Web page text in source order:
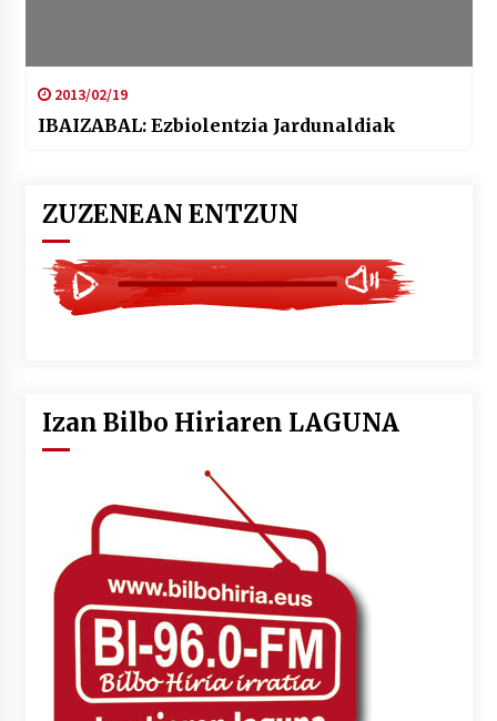
2013/02/19
IBAIZABAL: Ezbiolentzia Jardunaldiak
ZUZENEAN ENTZUN
Izan Bilbo Hiriaren LAGUNA